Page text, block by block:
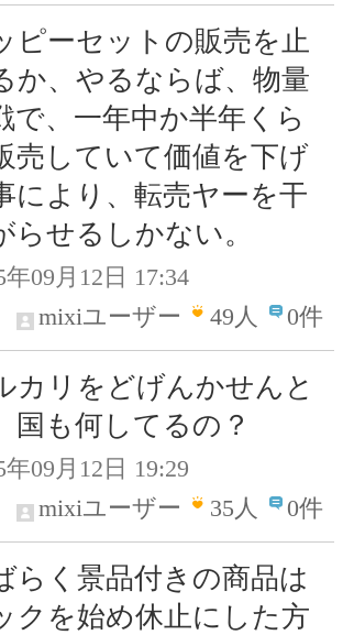
ピーセットの販売を止
か、やるならば、物量
で、一年中か半年くら
売していて価値を下げ
により、転売ヤーを干
らせるしかない。
年09月12日 17:34
mixiユーザー
49人 0件
カリをどげんかせんと
国も何してるの？
年09月12日 19:29
mixiユーザー
35人 0件
らく景品付きの商品は
クを始め休止にした方